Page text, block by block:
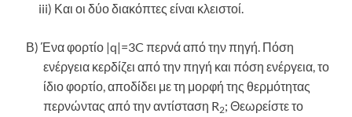
iii) Και οι δύο διακόπτες είναι κλειστοί.
Β) Ένα φορτίο |q|=3C περνά από την πηγή. Πόση
ενέργεια κερδίζει από την πηγή και πόση ενέργεια, το
ίδιο φορτίο, αποδίδει με τη μορφή της θερμότητας
περνώντας από την αντίσταση R2; Θεωρείστε το